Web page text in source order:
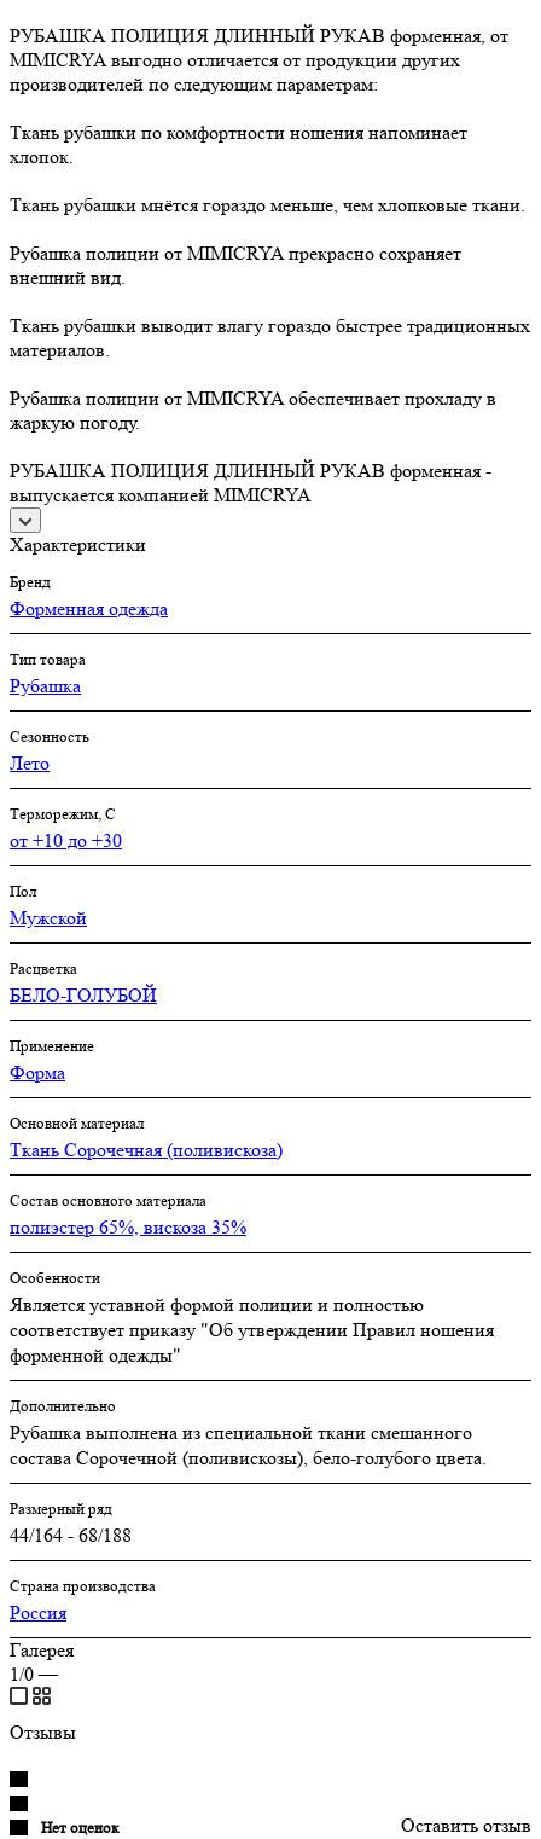
РУБАШКА ПОЛИЦИЯ ДЛИННЫЙ РУКАВ форменная, от
MIMICRYA выгодно отличается от продукции других
производителей по следующим параметрам:
Ткань рубашки по комфортности ношения напоминает
хлопок.
Ткань рубашки мнётся гораздо меньше, чем хлопковые ткани.
Рубашка полиции от MIMICRYA прекрасно сохраняет
внешний вид.
Ткань рубашки выводит влагу гораздо быстрее традиционных
материалов.
Рубашка полиции от MIMICRYA обеспечивает прохладу в
жаркую погоду.
РУБАШКА ПОЛИЦИЯ ДЛИННЫЙ РУКАВ форменная -
выпускается компанией MIMICRYA
Характеристики
Бренд
Форменная одежда
Тип товара
Рубашка
Сезонность
Лето
Терморежим, C
от +10 до +30
Пол
Мужской
Расцветка
БЕЛО-ГОЛУБОЙ
Применение
Форма
Основной материал
Ткань Сорочечная (поливискоза)
Состав основного материала
полиэстер 65%, вискоза 35%
Особенности
Является уставной формой полиции и полностью
соответствует приказу "Об утверждении Правил ношения
форменной одежды"
Дополнительно
Рубашка выполнена из специальной ткани смешанного
состава Сорочечной (поливискозы), бело-голубого цвета.
Размерный ряд
44/164 - 68/188
Страна производства
Россия
Галерея
1/0 —
Отзывы
Нет оценок Оставить отзыв